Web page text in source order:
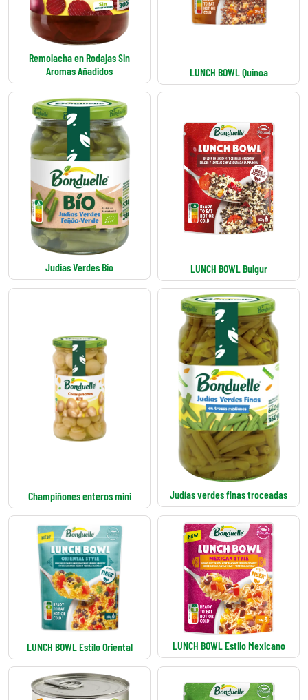
Remolacha en Rodajas Sin
Aromas Añadidos
LUNCH BOWL Quinoa
Judias Verdes Bio LUNCH BOWL Bulgur
Champiñones enteros mini Judías verdes finas troceadas
LUNCH BOWL Estilo Oriental LUNCH BOWL Estilo Mexicano